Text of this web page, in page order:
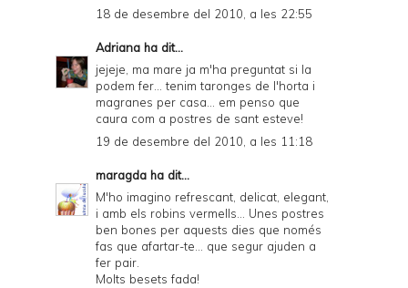
18 de desembre del 2010, a les 22:55
Adriana ha dit...
jejeje, ma mare ja m'ha preguntat si la
podem fer... tenim taronges de l'horta i
magranes per casa... em penso que
caura com a postres de sant esteve!
19 de desembre del 2010, a les 11:18
maragda ha dit...
M'ho imagino refrescant, delicat, elegant,
i amb els robins vermells... Unes postres
ben bones per aquests dies que només
fas que afartar-te... que segur ajuden a
fer pair.
Molts besets fada!